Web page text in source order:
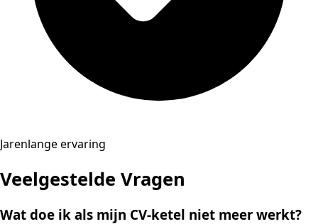
Jarenlange ervaring
Veelgestelde Vragen
Wat doe ik als mijn CV-ketel niet meer werkt?